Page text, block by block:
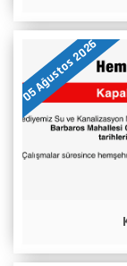
05 Ağustos 2026